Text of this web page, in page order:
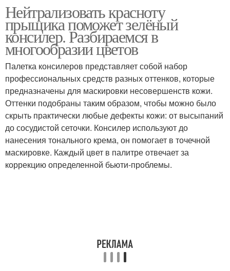
Цветные корректора Фиолетовый корректор
Корректор от синяков Корректор от прыщей
Корректора для лица Корректор для волос
Нейтрализовать красноту
прыщика поможет зелёный
консилер. Разбираемся в
многообразии цветов
Палетка консилеров представляет собой набор
профессиональных средств разных оттенков, которые
предназначены для маскировки несовершенств кожи.
Оттенки подобраны таким образом, чтобы можно было
скрыть практически любые дефекты кожи: от высыпаний
до сосудистой сеточки. Консилер используют до
нанесения тонального крема, он помогает в точечной
маскировке. Каждый цвет в палитре отвечает за
коррекцию определенной бьюти-проблемы.